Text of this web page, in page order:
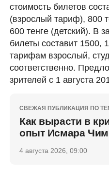
стоимость билетов
(взрослый тариф), 800
600 тенге (детский). В
билеты составит 1500,
тарифам взрослый,
соответственно.
зрителей с 1 августа
СВЕЖАЯ ПУБЛИКАЦИЯ ПО
Как вырасти в
опыт Исмара
4 августа 2026, 09:00